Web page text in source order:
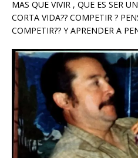
MAS QUE VIVIR , QUE ES SER
CORTA VIDA?? COMPETIR ?
COMPETIR?? Y APRENDER A